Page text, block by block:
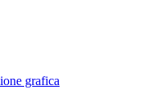
grafica